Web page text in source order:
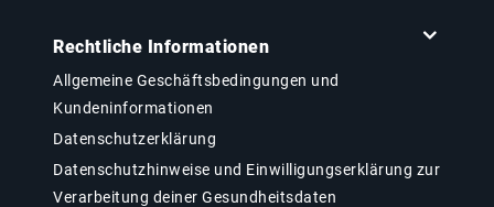
Rechtliche Informationen
Allgemeine Geschäftsbedingungen und
Kundeninformationen
Datenschutzerklärung
Datenschutzhinweise und Einwilligungserklärung zur
Verarbeitung deiner Gesundheitsdaten